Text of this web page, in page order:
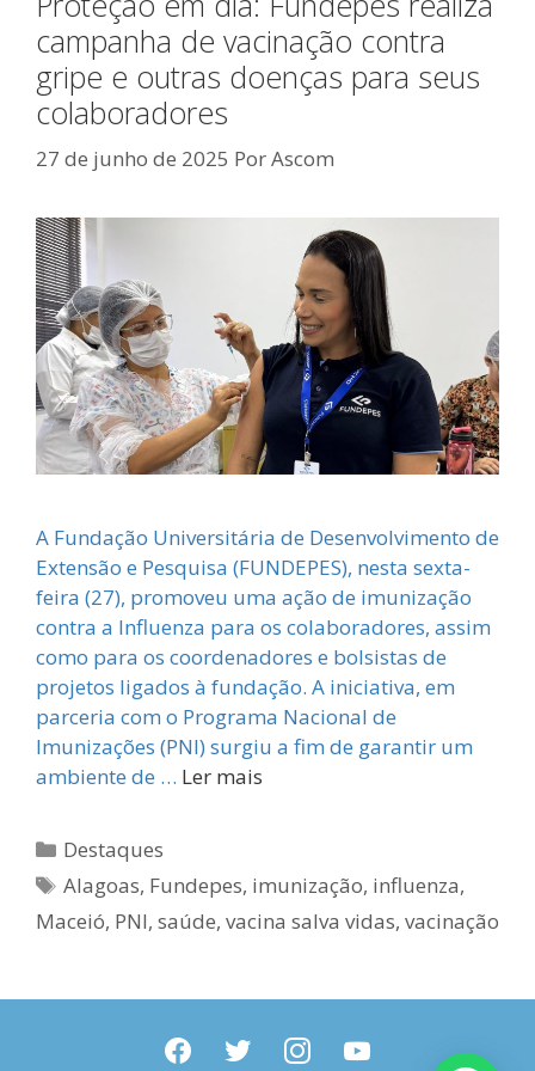
campanha de vacinação contra
gripe e outras doenças para seus
colaboradores
27 de junho de 2025 PorAscom
A Fundação Universitária de Desenvolvimento de
Extensão e Pesquisa (FUNDEPES), nesta sexta-
feira (27), promoveu uma ação de imunização
contra a Influenza para os colaboradores, assim
como para os coordenadores e bolsistas de
projetos ligados à fundação. A iniciativa, em
parceria com o Programa Nacional de
Imunizações (PNI) surgiu a fim de garantir um
ambiente de … Ler mais
Categorias
Destaques
Tags
Alagoas, Fundepes, imunização, influenza,
Maceió, PNI, saúde, vacina salva vidas, vacinação
facebooktwitter instagramyoutube